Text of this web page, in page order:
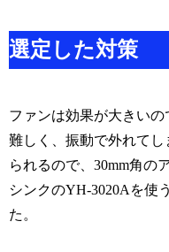
選定した対策
ファンは効果が大きい
難しく、振動で外れてし
られるので、30mm角の
シンクのYH-3020Aを使
た。